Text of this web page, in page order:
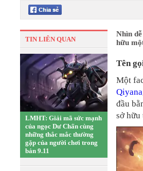
TIN LIÊN QUAN
LMHT: Giải mã sức mạnh
của ngọc Dư Chấn cùng
những thắc mắc thường
gặp của người chơi trong
bản 9.11
Nhìn
hữu
Tên
Một
Qiyana
đầu
sở hữu